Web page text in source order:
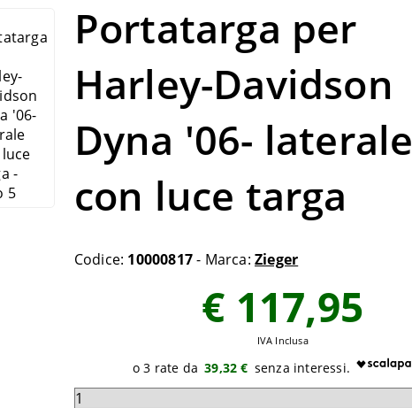
Portatarga per
Harley-Davidson
Dyna '06- laterale
con luce targa
Codice: 10000817- Marca:Zieger
€ 117,95
IVA Inclusa
39,32 €
Seleziona